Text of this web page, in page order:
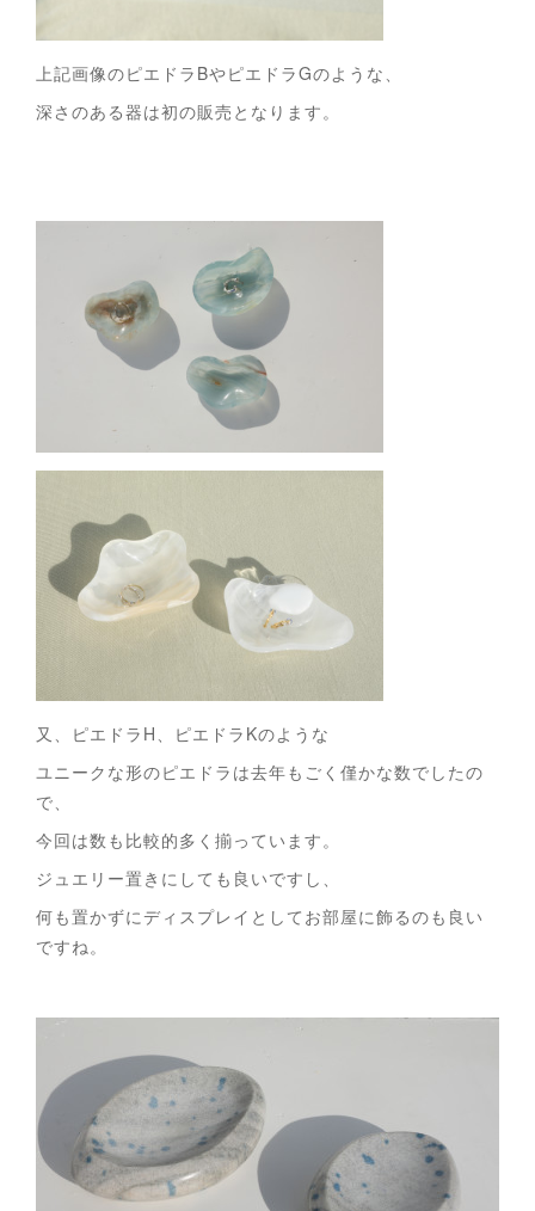
上記画像のピエドラBやピエドラGのような、
深さのある器は初の販売となります。
又、ピエドラH、ピエドラKのような
ユニークな形のピエドラは去年もごく僅かな数でしたの
で、
今回は数も比較的多く揃っています。
ジュエリー置きにしても良いですし、
何も置かずにディスプレイとしてお部屋に飾るのも良い
ですね。